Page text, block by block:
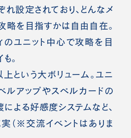
れ設定されており、どんなメ
略を目指すかは自由自在。
のユニット中心で攻略を目
。
という大ボリューム。ユニ
ルアップやスペルカードの
よる好感度システムなど、
（※交流イベントはありま